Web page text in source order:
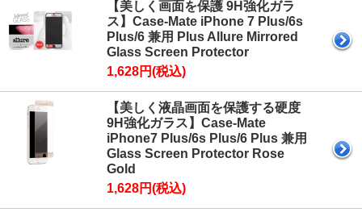
【美しく画面を保護 9H強化ガラ
ス】Case-Mate iPhone 7 Plus/6s
Plus/6 兼用 Plus Allure Mirrored
Glass Screen Protector
1,628円(税込)
【美しく液晶画面を保護する硬度
9H強化ガラス】Case-Mate
iPhone7 Plus/6s Plus/6 Plus 兼用
Glass Screen Protector Rose
Gold
1,628円(税込)